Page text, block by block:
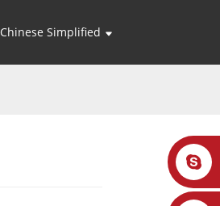
Chinese Simplified